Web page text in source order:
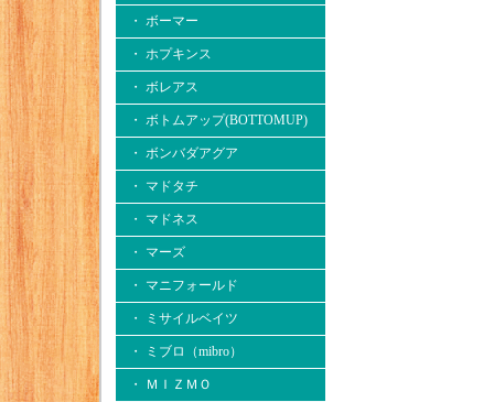
・ ボーマー
・ ホプキンス
・ ボレアス
・ ボトムアップ(BOTTOMUP)
・ ボンバダアグア
・ マドタチ
・ マドネス
・ マーズ
・ マニフォールド
・ ミサイルベイツ
・ ミブロ（mibro）
・ ＭＩＺＭＯ